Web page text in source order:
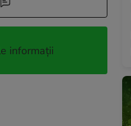
informații